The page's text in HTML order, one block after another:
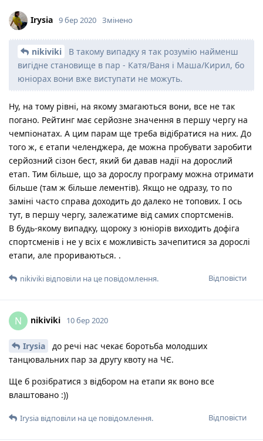
Irysia 9 бер 2020 Змінено
nikiviki
В такому випадку я так розумію найменш
вигідне становище в пар - Катя/Ваня і Маша/Кирил, бо
юніорах вони вже виступати не можуть.
Ну, на тому рівні, на якому змагаються вони, все не так
погано. Рейтинг має серйозне значення в першу чергу на
чемпіонатах. А цим парам ще треба відібратися на них. До
того ж, є етапи челенджера, де можна пробувати заробити
серйозний сізон бест, який би давав надії на дорослий
етап. Тим більше, що за дорослу програму можна отримати
більше (там ж більше лементів). Якщо не одразу, то по
заміні часто справа доходить до далеко не топових. І ось
тут, в першу чергу, залежатиме від самих спортсменів.
В будь-якому випадку, щороку з юніорів виходить дофіга
спортсменів і не у всіх є можливість зачепитися за дорослі
етапи, але прориваються. .
Відповісти
nikiviki відповіли на це повідомлення.
N nikiviki 10 бер 2020
Irysia
до речі нас чекає боротьба молодших
танцювальних пар за другу квоту на ЧЄ.
Ще б розібратися з відбором на етапи як воно все
влаштовано :))
Відповісти
Irysia відповіли на це повідомлення.